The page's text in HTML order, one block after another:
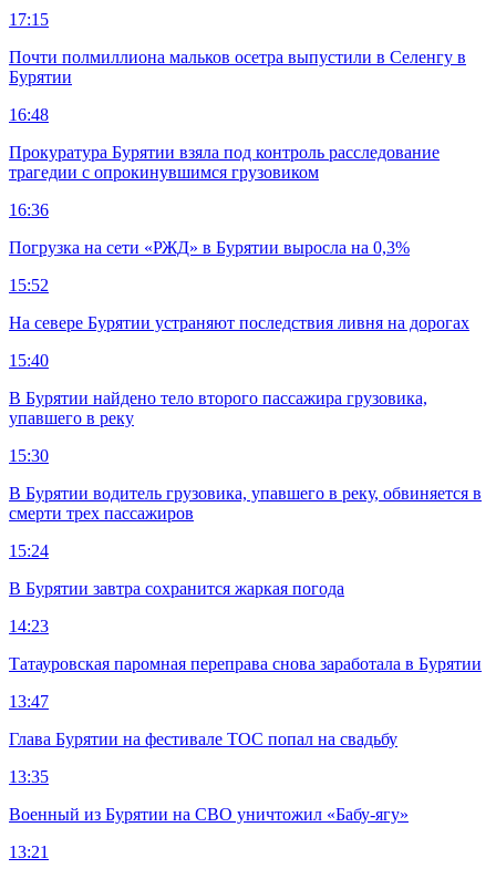
17:15
Почти полмиллиона мальков осетра выпустили в Селенгу в
Бурятии
16:48
Прокуратура Бурятии взяла под контроль расследование
трагедии с опрокинувшимся грузовиком
16:36
Погрузка на сети «РЖД» в Бурятии выросла на 0,3%
15:52
На севере Бурятии устраняют последствия ливня на дорогах
15:40
В Бурятии найдено тело второго пассажира грузовика,
упавшего в реку
15:30
В Бурятии водитель грузовика, упавшего в реку, обвиняется в
смерти трех пассажиров
15:24
В Бурятии завтра сохранится жаркая погода
14:23
Татауровская паромная переправа снова заработала в Бурятии
13:47
Глава Бурятии на фестивале ТОС попал на свадьбу
13:35
Военный из Бурятии на СВО уничтожил «Бабу-ягу»
13:21